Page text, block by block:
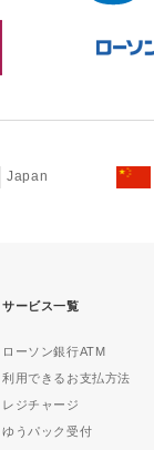
Japan
サービス一覧
ローソン銀行ATM
利用できるお支払方法
レジチャージ
ゆうパック受付